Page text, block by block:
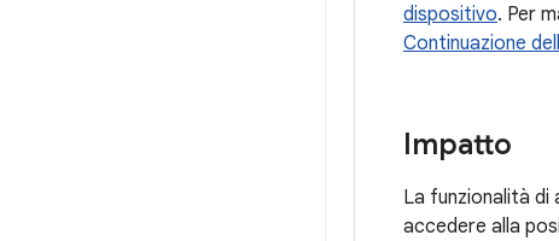
dispositivo. Per
Continuazione
Impatto
La funzionalità di
accedere alla